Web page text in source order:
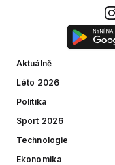
Aktuálně
Léto 2026
Politika
Sport 2026
Technologie
Ekonomika